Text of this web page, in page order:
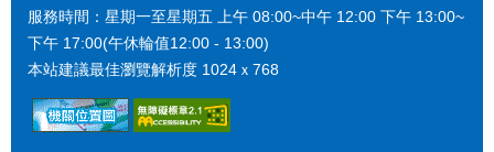
服務時間：星期一至星期五 上午 08:00~中午 12:00 下午 13:00~
下午 17:00(午休輪值12:00 - 13:00)
本站建議最佳瀏覽解析度 1024ｘ768